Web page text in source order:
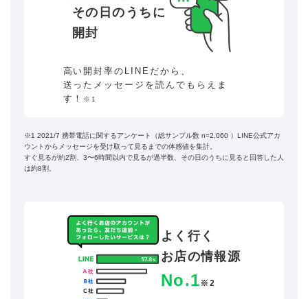
その日のうちに
開封
高い開封率のLINEだから、
送ったメッセージを読んでもらえま
す！
※1
※1 2021/7 携帯電話に関するアンケート（総サンプル数 n=2,060 ）LINE公式アカ
ウントからメッセージを受け取って見るまでの体感値を集計。
すぐ見るが約2割、3〜6時間以内で見るが過半数、その日のうちに見ると回答した人
は約8割。
よく行く
お店の情報源
No.1※2